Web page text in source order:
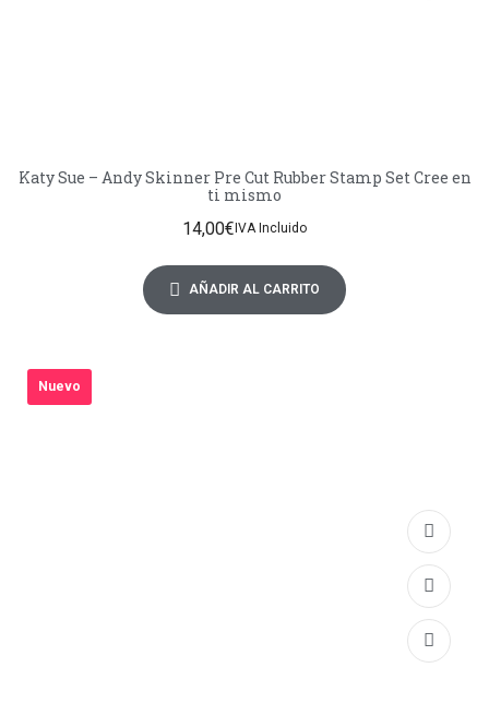
Katy Sue – Andy Skinner Pre Cut Rubber Stamp Set Cree en
ti mismo
14,00€ IVA Incluido
AÑADIR AL CARRITO
Nuevo